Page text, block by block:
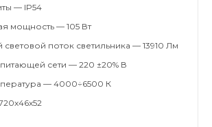
— IP54
мощность — 105 Вт
поток светильника — 13910 Лм
сети — 220 ±20% В
— 4000÷6500 К